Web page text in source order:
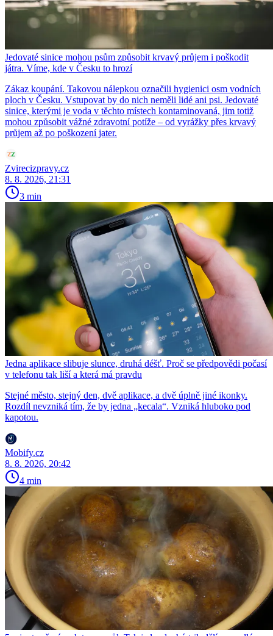
Jedovaté sinice mohou psům způsobit krvavý průjem i poškodit
játra. Víme, kde v Česku to hrozí
Zákaz koupání. Takovou nálepkou označili hygienici osm vodních
ploch v Česku. Vstupovat by do nich neměli lidé ani psi. Jedovaté
sinice, kterými je voda v těchto místech kontaminovaná, jim totiž
mohou způsobit vážné zdravotní potíže – od vyrážky přes krvavý
průjem až po poškození jater.
Zvirecizpravy.cz
8. 8. 2026, 21:31
3 min
Jedna aplikace slibuje slunce, druhá déšť. Proč se předpovědi počasí
v telefonu tak liší a která má pravdu
Stejné město, stejný den, dvě aplikace, a dvě úplně jiné ikonky.
Rozdíl nevzniká tím, že by jedna „kecala“. Vzniká hluboko pod
kapotou.
Mobify.cz
8. 8. 2026, 20:42
4 min